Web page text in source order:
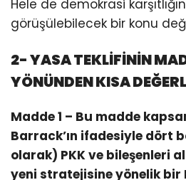
Hele de demokrasi
görüşülebilecek bir konu
2- YASA TEKLİFİNİN
YÖNÜNDEN KISA
Madde 1 – Bu madde
Barrack’ın ifadesiyle dört
olarak) PKK ve bileşenleri
yeni stratejisine yönelik bir